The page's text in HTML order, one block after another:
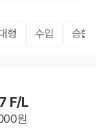
형 수입 승합
F/L
원